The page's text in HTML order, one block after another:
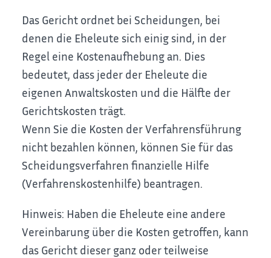
Das Gericht ordnet bei Scheidungen, bei
denen die Eheleute sich einig sind, in der
Regel eine Kostenaufhebung an. Dies
bedeutet, dass jeder der Eheleute die
eigenen Anwaltskosten und die Hälfte der
Gerichtskosten trägt.
Wenn Sie die Kosten der Verfahrensführung
nicht bezahlen können, können Sie für das
Scheidungsverfahren finanzielle Hilfe
(Verfahrenskostenhilfe) beantragen.
Hinweis: Haben die Eheleute eine andere
Vereinbarung über die Kosten getroffen, kann
das Gericht dieser ganz oder teilweise